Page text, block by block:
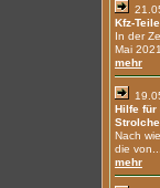
Kfz-
In der
Mai
mehr
Hilfe für
Strolche
Nach
die von...
mehr